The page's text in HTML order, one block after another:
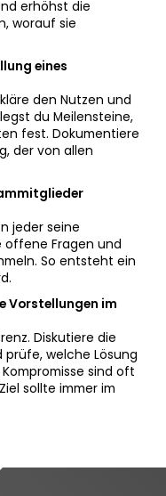
erhöhst die
worauf sie
eines
den Nutzen und
du Meilensteine,
fest. Dokumentiere
der von allen
jeder seine
offene Fragen und
So entsteht ein
Vorstellungen im
Diskutiere die
welche Lösung
sind oft
sollte immer im